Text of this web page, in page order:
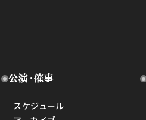
公演・催事
スケジュール